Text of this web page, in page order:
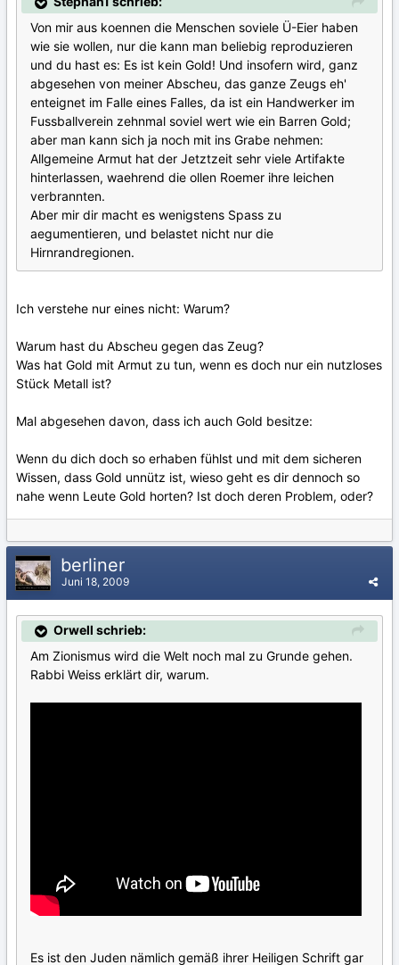
Von mir aus koennen die Menschen soviele Ü-Eier haben
wie sie wollen, nur die kann man beliebig reproduzieren
und du hast es: Es ist kein Gold! Und insofern wird, ganz
abgesehen von meiner Abscheu, das ganze Zeugs eh'
enteignet im Falle eines Falles, da ist ein Handwerker im
Fussballverein zehnmal soviel wert wie ein Barren Gold;
aber man kann sich ja noch mit ins Grabe nehmen:
Allgemeine Armut hat der Jetztzeit sehr viele Artifakte
hinterlassen, waehrend die ollen Roemer ihre leichen
verbrannten.
Aber mir dir macht es wenigstens Spass zu
aegumentieren, und belastet nicht nur die
Hirnrandregionen.
Ich verstehe nur eines nicht: Warum?
Warum hast du Abscheu gegen das Zeug?
Was hat Gold mit Armut zu tun, wenn es doch nur ein nutzloses
Stück Metall ist?
Mal abgesehen davon, dass ich auch Gold besitze:
Wenn du dich doch so erhaben fühlst und mit dem sicheren
Wissen, dass Gold unnütz ist, wieso geht es dir dennoch so
nahe wenn Leute Gold horten? Ist doch deren Problem, oder?
berliner
Juni 18, 2009
Orwell schrieb:
Am Zionismus wird die Welt noch mal zu Grunde gehen.
Rabbi Weiss erklärt dir, warum.
Es ist den Juden nämlich gemäß ihrer Heiligen Schrift gar